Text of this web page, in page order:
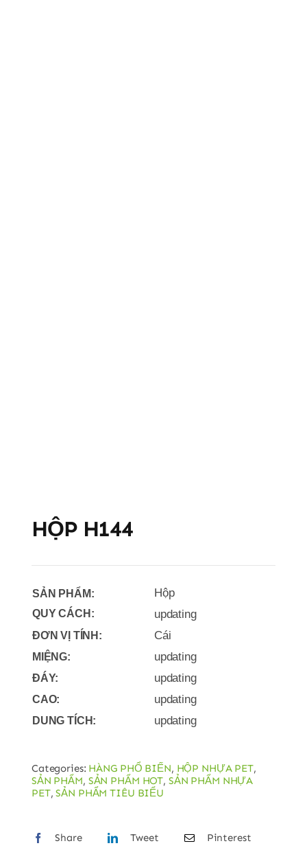
HỘP H144
SẢN PHẨM:
QUY CÁCH:
Hộp
updating
ĐƠN VỊ TÍNH: Cái
MIỆNG: updating
ĐÁY: updating
CAO: updating
DUNG TÍCH: updating
Categories: HÀNG PHỔ BIẾN, HỘP NHỰA PET,
SẢN PHẨM, SẢN PHẨM HOT, SẢN PHẨM NHỰA
PET,SẢN PHẨM TIÊU BIỂU
Share Tweet Pinterest